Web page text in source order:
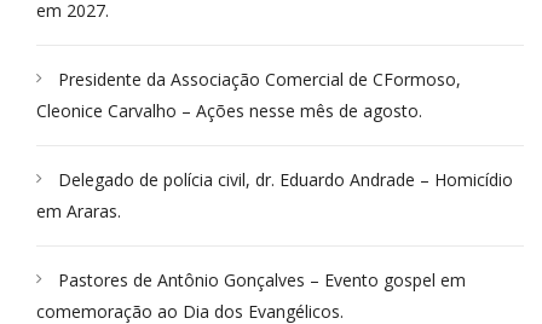
em 2027.
Presidente da Associação Comercial de CFormoso,
Cleonice Carvalho – Ações nesse mês de agosto.
Delegado de polícia civil, dr. Eduardo Andrade – Homicídio
em Araras.
Pastores de Antônio Gonçalves – Evento gospel em
comemoração ao Dia dos Evangélicos.